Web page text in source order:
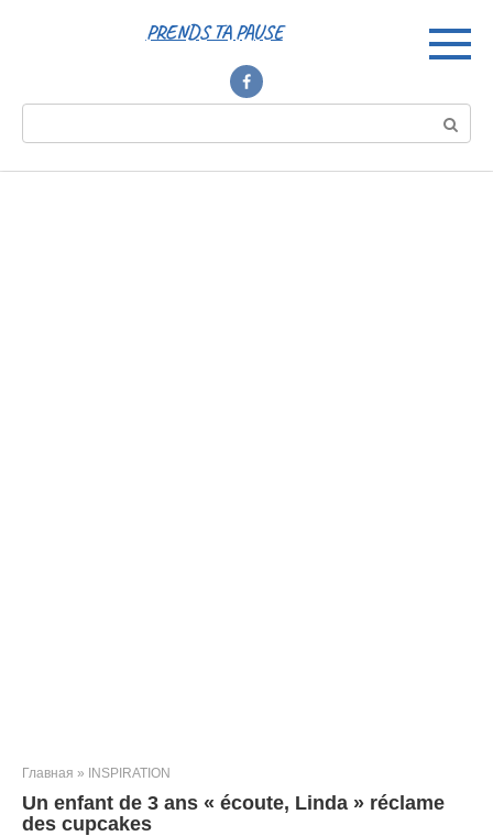
PRENDS TA PAUSE
Главная » INSPIRATION
Un enfant de 3 ans « écoute, Linda » réclame
des cupcakes